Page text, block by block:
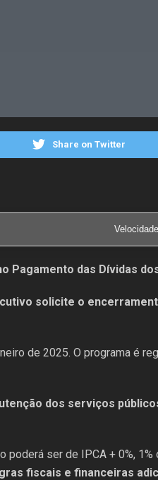
Share on Twitter
Pagamento das Dívidas
solicite o
de 2025. O programa é
dos serviços
poderá ser de IPCA + 0%,
fiscais e financeiras